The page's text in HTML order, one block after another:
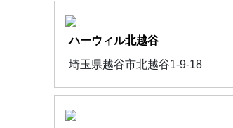
ハーウィル北越谷
埼玉県越谷市北越谷1-9-18